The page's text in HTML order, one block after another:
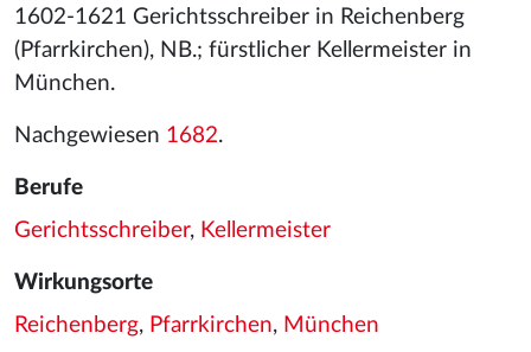
1602-1621 Gerichtsschreiber in Reichenberg
(Pfarrkirchen), NB.; fürstlicher Kellermeister in
München.
Nachgewiesen 1682.
Berufe
Gerichtsschreiber, Kellermeister
Wirkungsorte
Reichenberg, Pfarrkirchen, München